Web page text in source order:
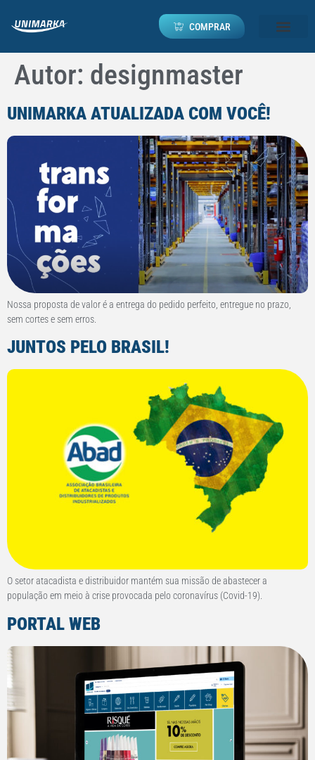
COMPRAR
Autor: designmaster
UNIMARKA ATUALIZADA COM VOCÊ!
Nossa proposta de valor é a entrega do pedido perfeito, entregue no prazo,
sem cortes e sem erros.
JUNTOS PELO BRASIL!
O setor atacadista e distribuidor mantém sua missão de abastecer a
população em meio à crise provocada pelo coronavírus (Covid-19).
PORTAL WEB